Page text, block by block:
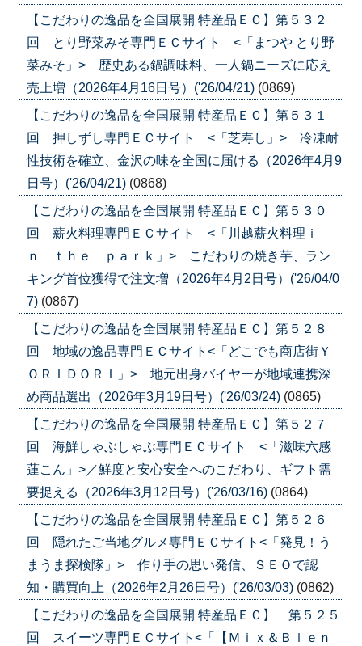
【こだわりの逸品を全国展開 特産品ＥＣ】第５３２
回 とり野菜みそ専門ＥＣサイト <「まつや とり野
菜みそ」> 歴史ある鍋調味料、一人鍋ニーズに応え
売上増（2026年4月16日号）('26/04/21) (0869)
【こだわりの逸品を全国展開 特産品ＥＣ】第５３１
回 押しずし専門ＥＣサイト <「芝寿し」> 冷凍耐
性技術を確立、金沢の味を全国に届ける（2026年4月9
日号）('26/04/21) (0868)
【こだわりの逸品を全国展開 特産品ＥＣ】第５３０
回 薪火料理専門ＥＣサイト <「川越薪火料理ｉ
ｎ ｔｈｅ ｐａｒｋ」> こだわりの焼き芋、ラン
キング首位獲得で注文増（2026年4月2日号）('26/04/0
7) (0867)
【こだわりの逸品を全国展開 特産品ＥＣ】第５２８
回 地域の逸品専門ＥＣサイト<「どこでも商店街Ｙ
ＯＲＩＤＯＲＩ」> 地元出身バイヤーが地域連携深
め商品選出（2026年3月19日号）('26/03/24) (0865)
【こだわりの逸品を全国展開 特産品ＥＣ】第５２７
回 海鮮しゃぶしゃぶ専門ＥＣサイト <「滋味六感
蓮こん」>／鮮度と安心安全へのこだわり、ギフト需
要捉える（2026年3月12日号）('26/03/16) (0864)
【こだわりの逸品を全国展開 特産品ＥＣ】第５２６
回 隠れたご当地グルメ専門ＥＣサイト<「発見！う
まうま探検隊」> 作り手の思い発信、ＳＥＯで認
知・購買向上（2026年2月26日号）('26/03/03) (0862)
【こだわりの逸品を全国展開 特産品ＥＣ】 第５２５
回 スイーツ専門ＥＣサイト<「【Ｍｉｘ＆Ｂｌｅｎ